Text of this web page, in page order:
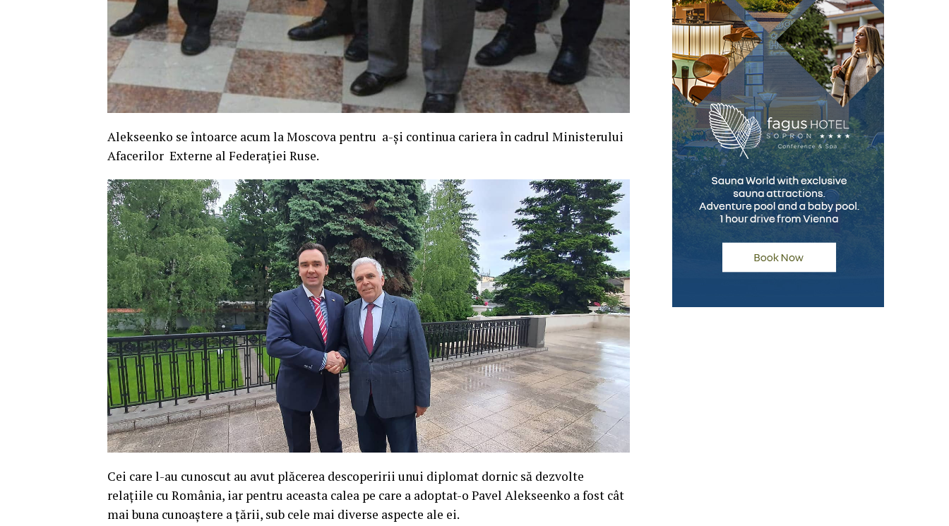
Alekseenko se întoarce acum la Moscova pentru a-și continua cariera în cadrul Ministerului
Afacerilor Externe al Federației Ruse.
Cei care l-au cunoscut au avut plăcerea descoperirii unui diplomat dornic să dezvolte
relațiile cu România, iar pentru aceasta calea pe care a adoptat-o Pavel Alekseenko a fost cât
mai buna cunoaștere a țării, sub cele mai diverse aspecte ale ei.